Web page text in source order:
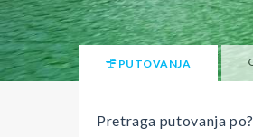
PUTOVANJA
Pretraga putovanja po?